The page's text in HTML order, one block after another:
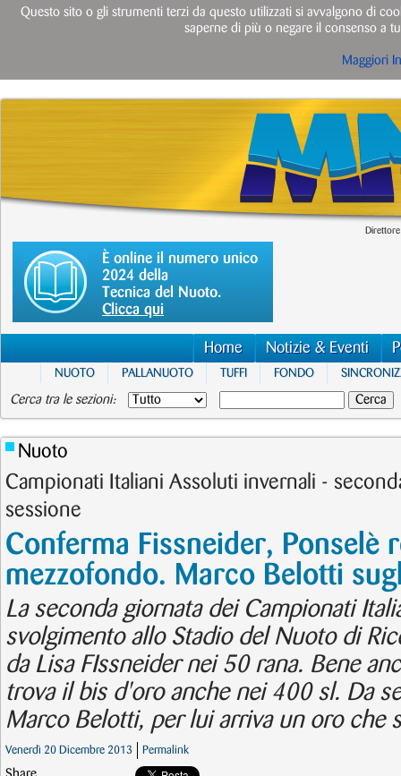
È online il numero unico
2024 della
Tecnica del Nuoto.
Clicca qui
Home Notizie & Eventi
NUOTO PALLANUOTO TUFFI FONDO
Cerca tra le sezioni:
Nuoto
Campionati Italiani Assoluti invernali -
sessione
Conferma Fissneider, Ponselè
mezzofondo. Marco Belotti
La seconda giornata dei Campionati
svolgimento allo Stadio del Nuoto di
da Lisa FIssneider nei 50 rana. Bene
trova il bis d'oro anche nei 400 sl. Da
Marco Belotti, per lui arriva un oro che
Venerdì 20 Dicembre 2013 Permalink
Questo sito o gli strumenti terzi da questo utilizzati si avvalgono di
saperne di più o negare il consenso a
Maggiori